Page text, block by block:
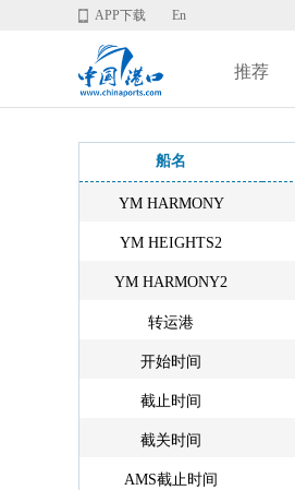
APP下载 En
推荐
船名
YM HARMONY
YM HEIGHTS2
YM HARMONY2
转运港
开始时间
截止时间
截关时间
AMS截止时间